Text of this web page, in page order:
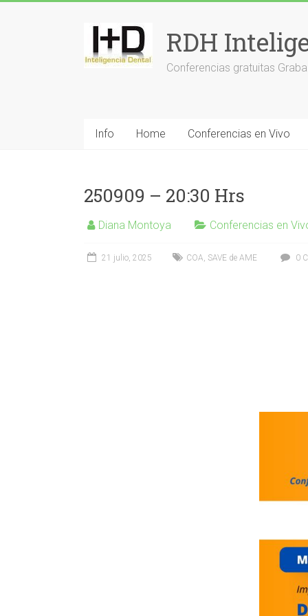
RDH
Conferencias gratuitas
Info Home Conferencias en Vivo
250909 – 20:30 Hrs
Diana Montoya Conferencias en
21 julio, 2025 COA, SAVE de AME 0